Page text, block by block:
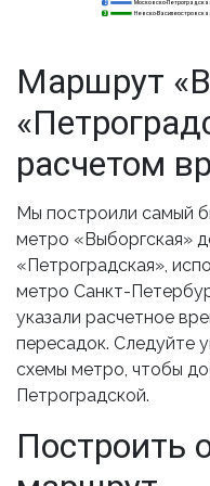
Невско-
2
3
2
3
Маршрут
расчетом
Мы построили самый
метро «Выборгская»
«Петроградская»,
метро Санкт-
указали расчетное
пересадок. Следуйте
схемы метро, чтобы
Петроградской.
Построить